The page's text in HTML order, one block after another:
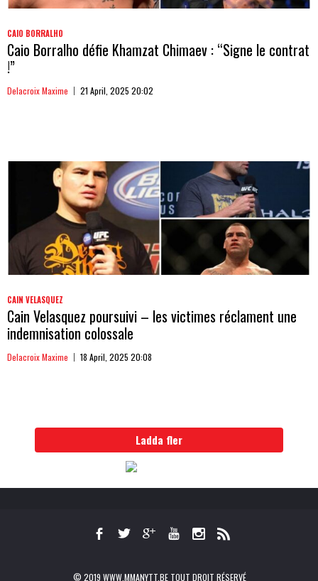
CAIO BORRALHO
Caio Borralho défie Khamzat Chimaev : “Signe le contrat
!”
Delacroix Maxime 21 April, 2025 20:02
CAIN VELASQUEZ
Cain Velasquez poursuivi – les victimes réclament une
indemnisation colossale
Delacroix Maxime 18 April, 2025 20:08
Ladda fler
© 2019 WWW.MMANYTT.BE TOUT DROIT RÉSERVÉ